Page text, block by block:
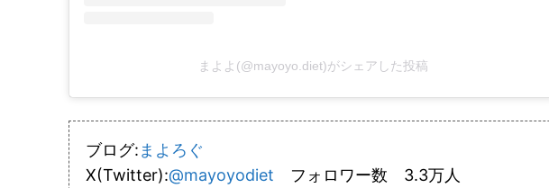
まよよ(@mayoyo.diet)がシェアした投稿
ブログ: まよろぐ
X(Twitter):@mayoyodiet フォロワー数 3.3万人